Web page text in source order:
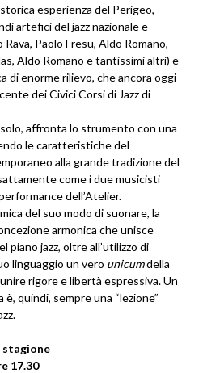
esperienza del Perigeo,
artefici del jazz nazionale e
Paolo Fresu, Aldo Romano,
Aldo Romano e tantissimi altri) e
di enorme rilievo, che ancora oggi
dei Civici Corsi di Jazz di
affronta lo strumento con una
le caratteristiche del
alla grande tradizione del
come i due musicisti
dell’Atelier.
del suo modo di suonare, la
armonica che unisce
piano jazz, oltre all’utilizzo di
linguaggio un vero unicumdella
rigore e libertà espressiva. Un
quindi, sempre una “lezione”
stagione
17.30